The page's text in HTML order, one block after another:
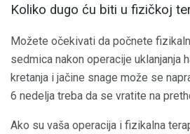
Koliko dugo ću biti u fizičkoj
Možete očekivati ​​da počnete
sedmica nakon operacije uklanjanja
kretanja i jačine snage može se
6 nedelja treba da se vratite na
Ako su vaša operacija i fizikalna